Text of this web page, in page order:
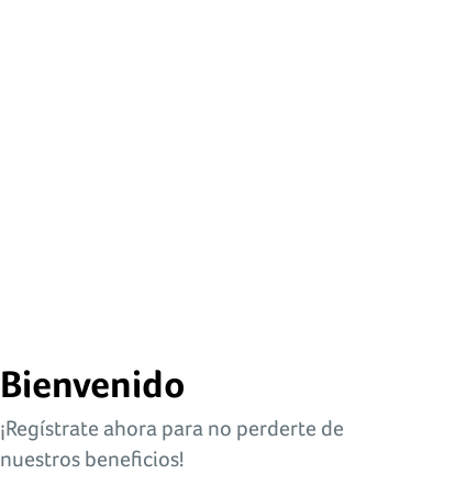
Bienvenido
¡Regístrate ahora para no perderte de
nuestros beneficios!